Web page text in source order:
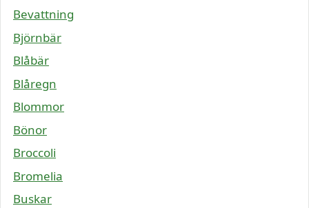
Bevattning
Björnbär
Blåbär
Blåregn
Blommor
Bönor
Broccoli
Bromelia
Buskar